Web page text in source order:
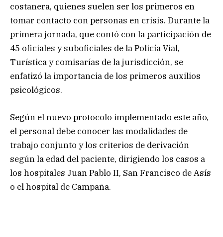
costanera, quienes suelen ser los primeros en
tomar contacto con personas en crisis. Durante la
primera jornada, que contó con la participación de
45 oficiales y suboficiales de la Policía Vial,
Turística y comisarías de la jurisdicción, se
enfatizó la importancia de los primeros auxilios
psicológicos.
Según el nuevo protocolo implementado este año,
el personal debe conocer las modalidades de
trabajo conjunto y los criterios de derivación
según la edad del paciente, dirigiendo los casos a
los hospitales Juan Pablo II, San Francisco de Asís
o el hospital de Campaña.